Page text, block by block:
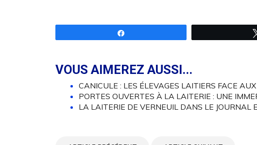
VOUS AIMEREZ AUSSI...
CANICULE : LES ÉLEVAGES LAITIERS FACE
PORTES OUVERTES À LA LAITERIE : UNE
LA LAITERIE DE VERNEUIL DANS LE JOURNAL